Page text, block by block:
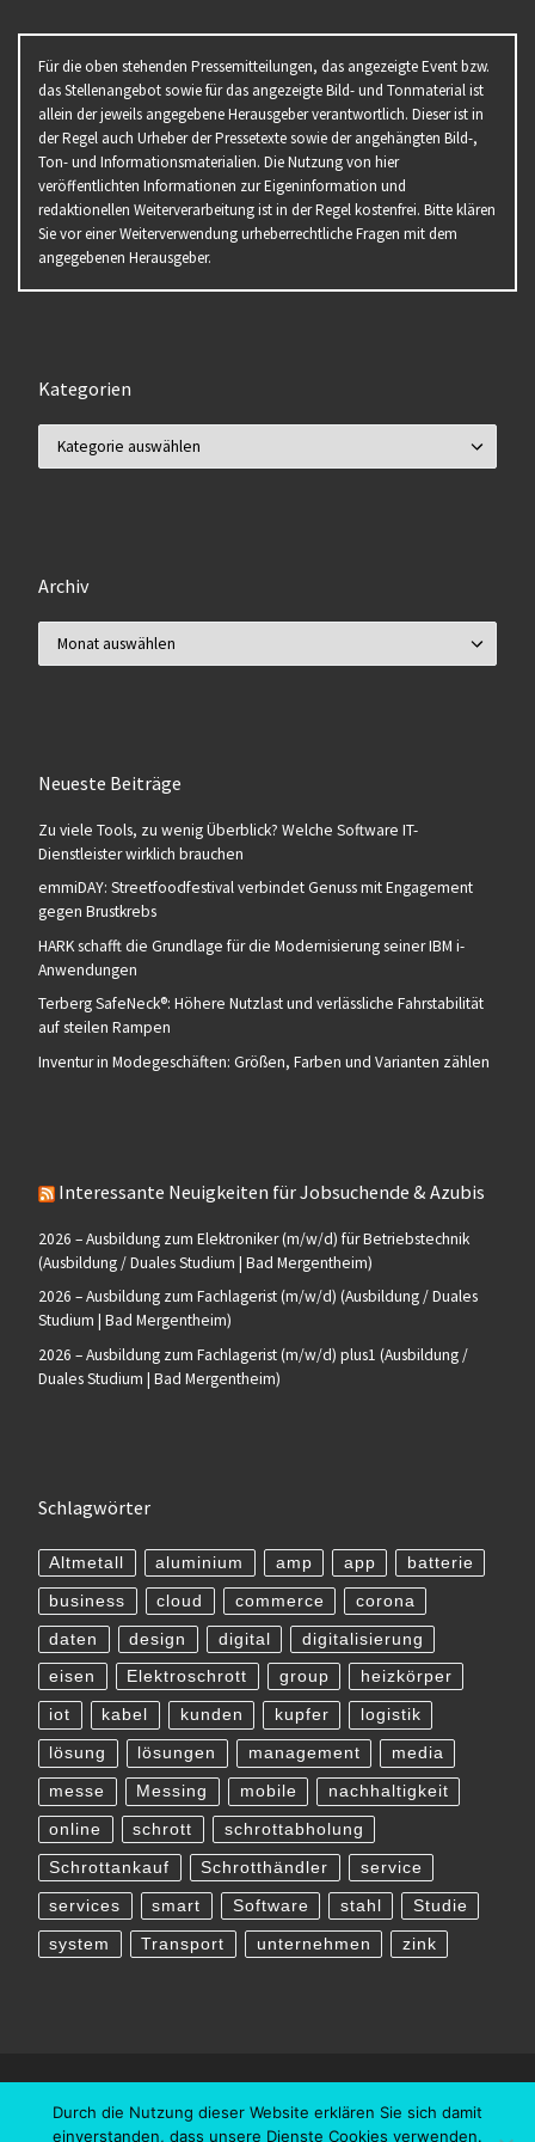
Für die oben stehenden Pressemitteilungen, das angezeigte Event bzw.
das Stellenangebot sowie für das angezeigte Bild- und Tonmaterial ist
allein der jeweils angegebene Herausgeber verantwortlich. Dieser ist in
der Regel auch Urheber der Pressetexte sowie der angehängten Bild-,
Ton- und Informationsmaterialien. Die Nutzung von hier
veröffentlichten Informationen zur Eigeninformation und
redaktionellen Weiterverarbeitung ist in der Regel kostenfrei. Bitte klären
Sie vor einer Weiterverwendung urheberrechtliche Fragen mit dem
angegebenen Herausgeber.
Kategorien
Archiv
Neueste Beiträge
Zu viele Tools, zu wenig Überblick? Welche Software IT-
Dienstleister wirklich brauchen
emmiDAY: Streetfoodfestival verbindet Genuss mit Engagement
gegen Brustkrebs
HARK schafft die Grundlage für die Modernisierung seiner IBM i-
Anwendungen
Terberg SafeNeck®: Höhere Nutzlast und verlässliche Fahrstabilität
auf steilen Rampen
Inventur in Modegeschäften: Größen, Farben und Varianten zählen
Interessante Neuigkeiten für Jobsuchende & Azubis
2026 – Ausbildung zum Elektroniker (m/w/d) für Betriebstechnik
(Ausbildung / Duales Studium | Bad Mergentheim)
2026 – Ausbildung zum Fachlagerist (m/w/d) (Ausbildung / Duales
Studium | Bad Mergentheim)
2026 – Ausbildung zum Fachlagerist (m/w/d) plus1 (Ausbildung /
Duales Studium | Bad Mergentheim)
Schlagwörter
Altmetall aluminium amp app batterie
business cloud commerce corona
daten design digital digitalisierung
eisen Elektroschrott group heizkörper
iot kabel kunden kupfer logistik
lösung lösungen management media
messe Messing mobile nachhaltigkeit
online schrott schrottabholung
Schrottankauf Schrotthändler service
services smart Software stahl Studie
system Transport unternehmen zink
Durch die Nutzung dieser Website erklären Sie sich damit
einverstanden, dass unsere Dienste Cookies verwenden.